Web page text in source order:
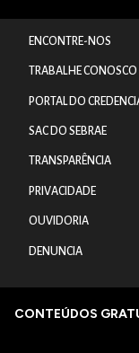
ENCONTRE-NOS
TRABALHE CONOSCO
PORTAL DO
SAC DO SEBRAE
TRANSPARÊNCIA
PRIVACIDADE
OUVIDORIA
DENUNCIA
CONTEÚDOS